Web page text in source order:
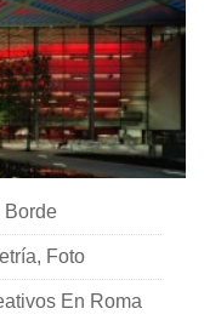
Borde
Foto
En Roma